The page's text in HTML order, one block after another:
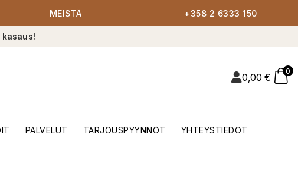
MEISTÄ +358 2 6333 150
0,00 €
0
PALVELUT TARJOUSPYYNNÖT YHTEYSTIEDOT